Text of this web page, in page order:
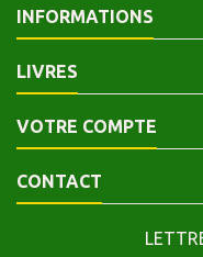
INFORMATIONS
LIVRES
VOTRE COMPTE
CONTACT